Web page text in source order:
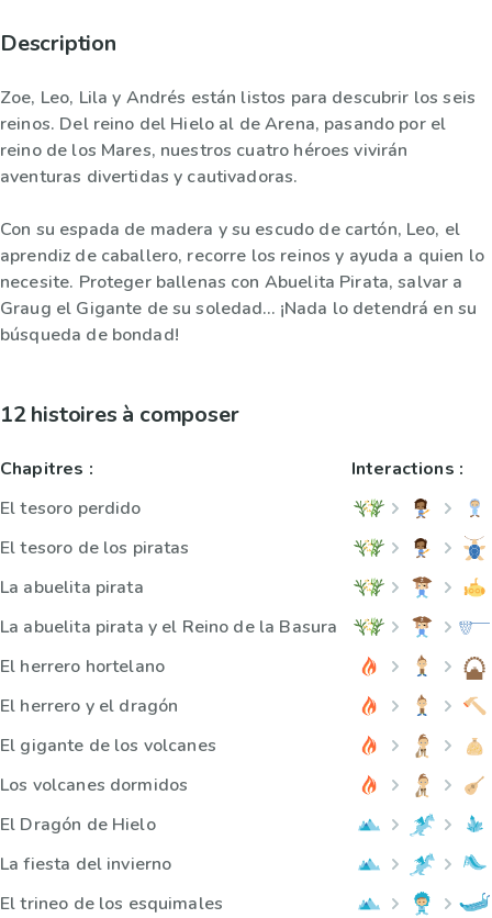
Description
Zoe, Leo, Lila y Andrés están listos para descubrir los seis
reinos. Del reino del Hielo al de Arena, pasando por el
reino de los Mares, nuestros cuatro héroes vivirán
aventuras divertidas y cautivadoras.
Con su espada de madera y su escudo de cartón, Leo, el
aprendiz de caballero, recorre los reinos y ayuda a quien lo
necesite. Proteger ballenas con Abuelita Pirata, salvar a
Graug el Gigante de su soledad… ¡Nada lo detendrá en su
búsqueda de bondad!
12 histoires à composer
Chapitres :
El tesoro perdido
El tesoro de los piratas
La abuelita pirata
La abuelita pirata y el Reino de la Basura
El herrero hortelano
El herrero y el dragón
El gigante de los volcanes
Los volcanes dormidos
El Dragón de Hielo
La fiesta del invierno
El trineo de los esquimales
Interactions :